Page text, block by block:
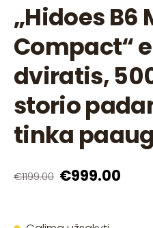
„Hidoes B6
Compact“
dviratis,
storio
tinka
€1199.00 €999.00